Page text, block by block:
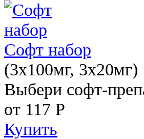
Софт набор
(3x100мг, 3x20мг)
Выбери софт-
от 117 Р
Купить